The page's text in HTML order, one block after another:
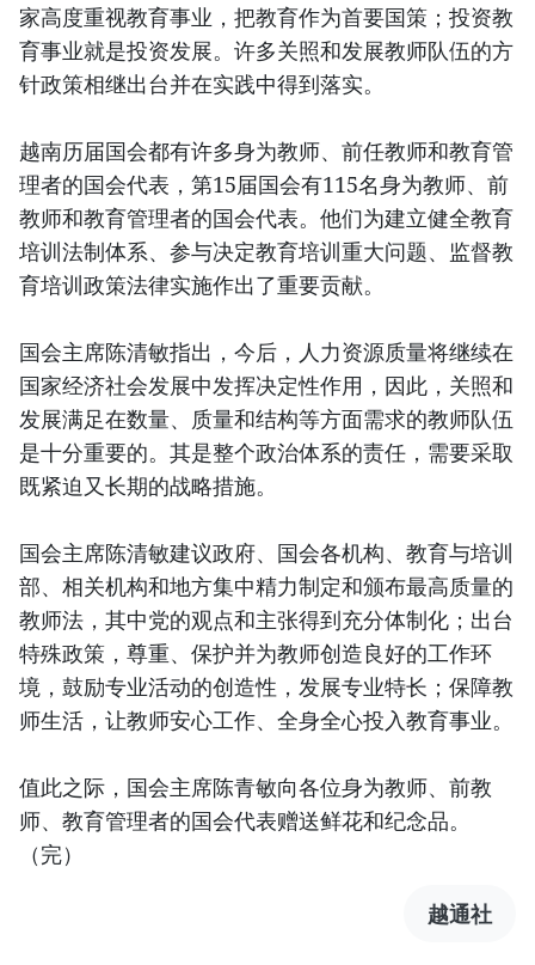
家高度重视教育事业，把教育作为首要国策；投资教
育事业就是投资发展。许多关照和发展教师队伍的方
针政策相继出台并在实践中得到落实。
越南历届国会都有许多身为教师、前任教师和教育管
理者的国会代表，第15届国会有115名身为教师、前
教师和教育管理者的国会代表。他们为建立健全教育
培训法制体系、参与决定教育培训重大问题、监督教
育培训政策法律实施作出了重要贡献。
国会主席陈清敏指出，今后，人力资源质量将继续在
国家经济社会发展中发挥决定性作用，因此，关照和
发展满足在数量、质量和结构等方面需求的教师队伍
是十分重要的。其是整个政治体系的责任，需要采取
既紧迫又长期的战略措施。
国会主席陈清敏建议政府、国会各机构、教育与培训
部、相关机构和地方集中精力制定和颁布最高质量的
教师法，其中党的观点和主张得到充分体制化；出台
特殊政策，尊重、保护并为教师创造良好的工作环
境，鼓励专业活动的创造性，发展专业特长；保障教
师生活，让教师安心工作、全身全心投入教育事业。
值此之际，国会主席陈青敏向各位身为教师、前教
师、教育管理者的国会代表赠送鲜花和纪念品。
（完）
越通社